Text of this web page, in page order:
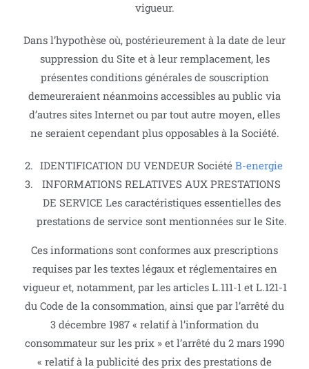
vigueur.
Dans l’hypothèse où, postérieurement à la date de leur
suppression du Site et à leur remplacement, les
présentes conditions générales de souscription
demeureraient néanmoins accessibles au public via
d’autres sites Internet ou par tout autre moyen, elles
ne seraient cependant plus opposables à la Société.
IDENTIFICATION DU VENDEUR Société B-energie
INFORMATIONS RELATIVES AUX PRESTATIONS
DE SERVICE Les caractéristiques essentielles des
prestations de service sont mentionnées sur le Site.
Ces informations sont conformes aux prescriptions
requises par les textes légaux et réglementaires en
vigueur et, notamment, par les articles L.111-1 et L.121-1
du Code de la consommation, ainsi que par l’arrêté du
3 décembre 1987 « relatif à l’information du
consommateur sur les prix » et l’arrêté du 2 mars 1990
« relatif à la publicité des prix des prestations de